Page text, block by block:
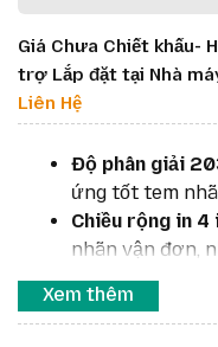
Giá Chưa Chiết khấu-
trợ Lắp đặt tại Nhà
Liên Hệ
Độ phân giải
ứng tốt tem
Chiều rộng in 4
nhãn vận đơn,
Tốc độ in nhanh:
inch/giây).
Xem thêm